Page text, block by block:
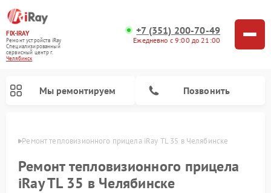
FIX-IRAY
Ремонт устройств iRay
Специализированный
cервисный центр г.
Челябинск
+7 (351) 200-70-49
Ежедневно с 9:00 до 21:00
Мы ремонтируем Позвонить
Ремонт тепловизионного прицела iRay TL 35 в Челябинске
Ремонт тепловизионного прицела
iRay TL 35 в Челябинске